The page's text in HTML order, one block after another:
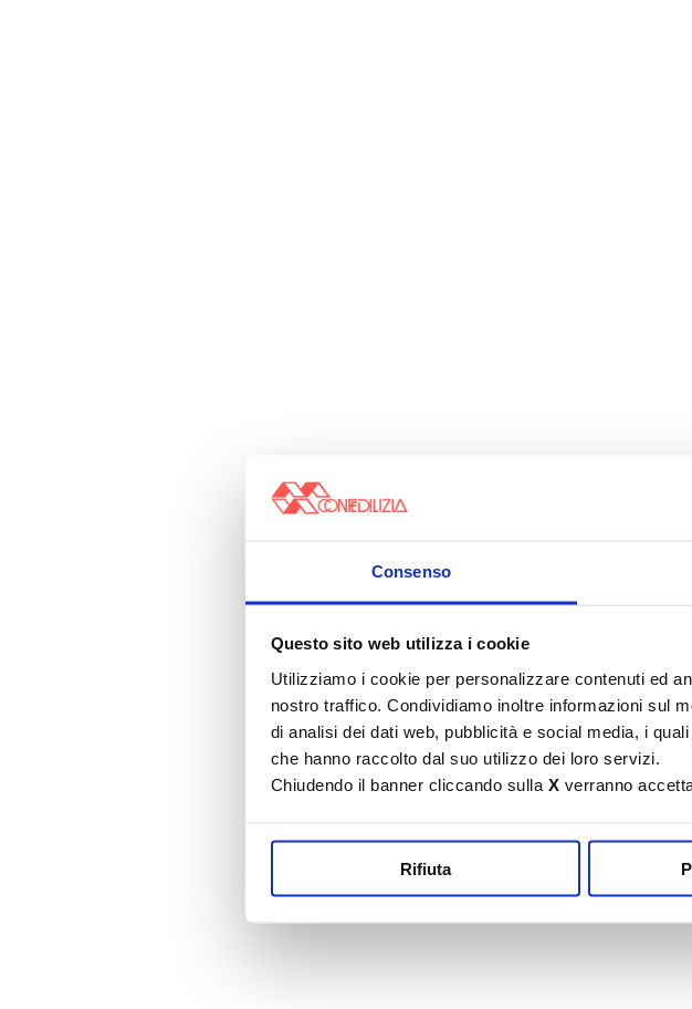
Consenso
Questo sito web utilizza i cookie
Utilizziamo i cookie per personalizzare contenuti ed
nostro traffico. Condividiamo inoltre informazioni sul
di analisi dei dati web, pubblicità e social media, i
che hanno raccolto dal suo utilizzo dei loro servizi.
Chiudendo il banner cliccando sulla X verranno
Rifiuta